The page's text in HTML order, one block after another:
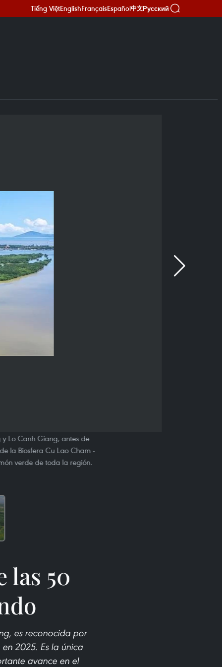
Tiếng ViệtEnglishFrançaisEspañol中文Русский
y Lo Canh Giang, antes de
la Biosfera Cu Lao Cham -
verde de toda la región.
las 50
es reconocida por
2025. Es la única
avance en el